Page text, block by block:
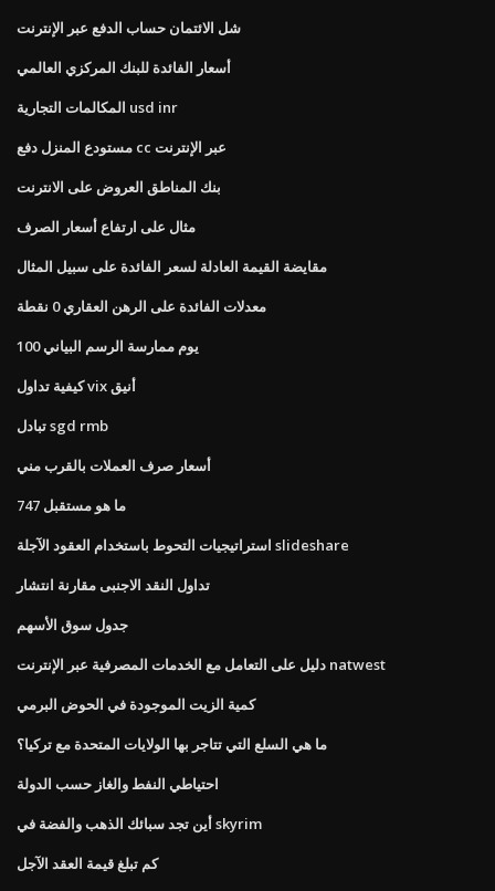
شل الائتمان حساب الدفع عبر الإنترنت
أسعار الفائدة للبنك المركزي العالمي
المكالمات التجارية usd inr
مستودع المنزل دفع cc عبر الإنترنت
بنك المناطق العروض على الانترنت
مثال على ارتفاع أسعار الصرف
مقايضة القيمة العادلة لسعر الفائدة على سبيل المثال
معدلات الفائدة على الرهن العقاري 0 نقطة
100 يوم ممارسة الرسم البياني
كيفية تداول vix أنيق
تبادل sgd rmb
أسعار صرف العملات بالقرب مني
ما هو مستقبل 747
استراتيجيات التحوط باستخدام العقود الآجلة slideshare
تداول النقد الاجنبى مقارنة انتشار
جدول سوق الأسهم
دليل على التعامل مع الخدمات المصرفية عبر الإنترنت natwest
كمية الزيت الموجودة في الحوض البرمي
ما هي السلع التي تتاجر بها الولايات المتحدة مع تركيا؟
احتياطي النفط والغاز حسب الدولة
أين تجد سبائك الذهب والفضة في skyrim
كم تبلغ قيمة العقد الآجل